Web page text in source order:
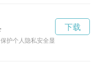
护个人隐私安全显得尤为重要。
下载